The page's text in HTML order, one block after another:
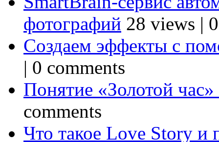
фотографий 28 views |
Создаем эффекты с
| 0 comments
Понятие «Золотой
comments
Что такое Love Story и